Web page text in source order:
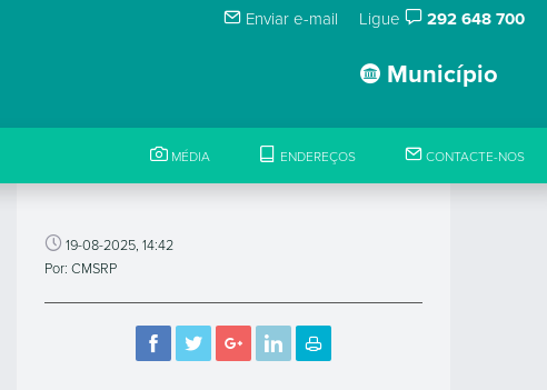
Enviar e-mail Ligue 292 648 700
Município
MÉDIA ENDEREÇOS CONTACTE-NOS
19-08-2025, 14:42
Por: CMSRP